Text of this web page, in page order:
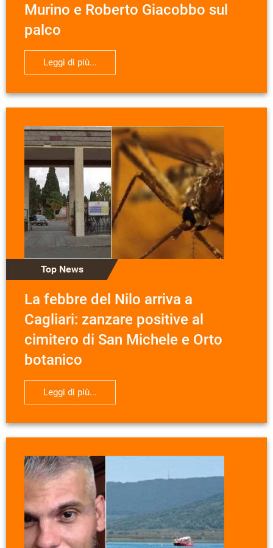
Murino e Roberto Giacobbo sul
palco
Leggi di più...
Top News
La febbre del Nilo arriva a
Cagliari: zanzare positive al
cimitero di San Michele e Orto
botanico
Leggi di più...